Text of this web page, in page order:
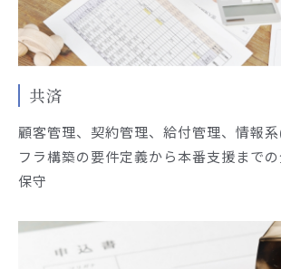
共済
顧客管理、契約管理、給付管理、情報
フラ構築の要件定義から本番支援まで
保守